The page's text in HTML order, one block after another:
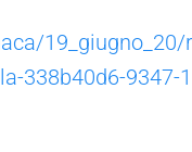
338b40d6-9347-